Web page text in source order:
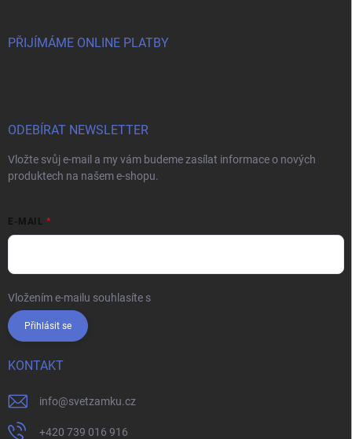
PŘIJÍMÁME ONLINE PLATBY
ODEBÍRAT NEWSLETTER
Vložte svůj e-mail a my vám budeme zasílat informace o nových
produktech na našem e-shopu.
E-MAIL
Vložením e-mailu souhlasíte s
Přihlásit se
KONTAKT
info@svetzamku.cz
+420 739 016 916